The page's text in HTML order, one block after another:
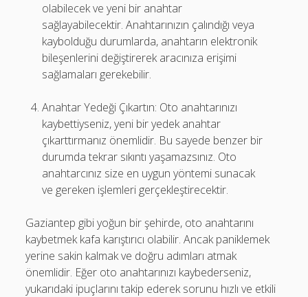
olabilecek ve yeni bir anahtar
sağlayabilecektir. Anahtarınızın çalındığı veya
kaybolduğu durumlarda, anahtarın elektronik
bileşenlerini değiştirerek aracınıza erişimi
sağlamaları gerekebilir.
Anahtar Yedeği Çıkartın: Oto anahtarınızı
kaybettiyseniz, yeni bir yedek anahtar
çıkarttırmanız önemlidir. Bu sayede benzer bir
durumda tekrar sıkıntı yaşamazsınız. Oto
anahtarcınız size en uygun yöntemi sunacak
ve gereken işlemleri gerçekleştirecektir.
Gaziantep gibi yoğun bir şehirde, oto anahtarını
kaybetmek kafa karıştırıcı olabilir. Ancak paniklemek
yerine sakin kalmak ve doğru adımları atmak
önemlidir. Eğer oto anahtarınızı kaybederseniz,
yukarıdaki ipuçlarını takip ederek sorunu hızlı ve etkili